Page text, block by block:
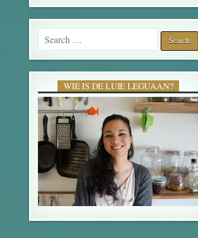
Search for:
WIE IS DE LUIE LEGUAAN?